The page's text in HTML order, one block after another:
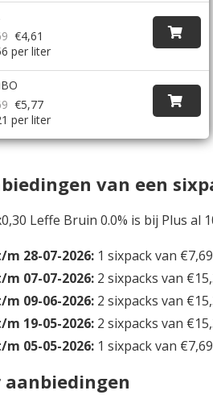
€4,61
per liter
€5,77
per liter
van een
Leffe Bruin 0.0% is bij Plus
m 28-07-2026: 1 sixpack van
m 07-07-2026: 2 sixpacks van
m 09-06-2026: 2 sixpacks van
m 19-05-2026: 2 sixpacks van
m 05-05-2026: 1 sixpack van
aanbiedingen